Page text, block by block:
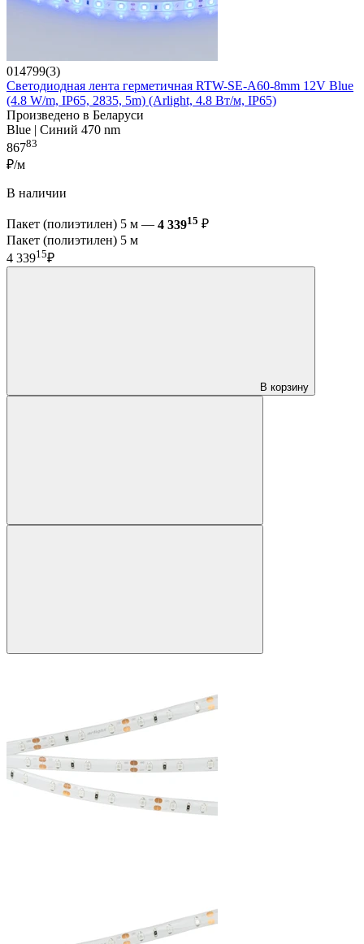
014799(3)
Светодиодная лента герметичная RTW-SE-A60-8mm 12V Blue
(4.8 W/m, IP65, 2835, 5m) (Arlight, 4.8 Вт/м, IP65)
Произведено в Беларуси
Blue | Синий 470 nm
86783
₽/м
В наличии
Пакет (полиэтилен) 5 м — 4 33915 ₽
Пакет (полиэтилен) 5 м
4 33915₽
В корзину